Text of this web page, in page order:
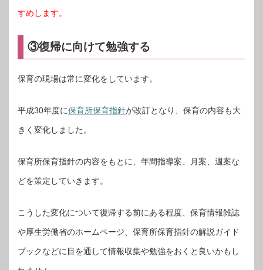
すめします。
③復帰に向けて勉強する
保育の現場は常に変化をしています。
平成30年度に保育所保育指針が改訂となり、保育の内容も大
きく変化しました。
保育所保育指針の内容をもとに、年間指導案、月案、週案な
どを策定していきます。
こうした変化について復帰する前にある程度、保育情報雑誌
や厚生労働省のホームページ、保育所保育指針の解説ガイド
ブックなどに目を通して情報収集や勉強をおくと良いかもし